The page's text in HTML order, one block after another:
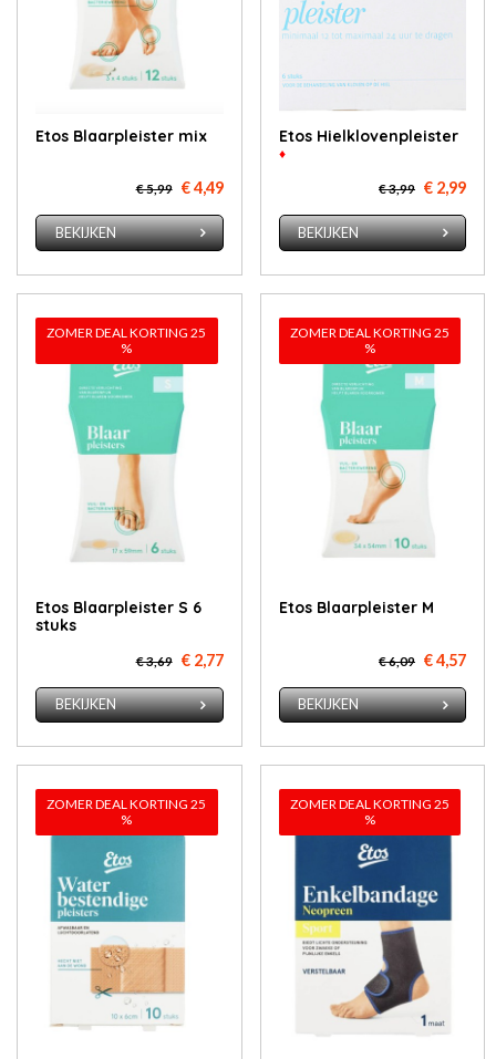
Etos Blaar­pleis­ter mix
€ 5,99 € 4,49
BEKIJKEN
Etos Hiel­klo­ven­pleis­ter
♦
€ 3,99 € 2,99
BEKIJKEN
ZOMER DEAL KORTING 25
%
Etos Blaar­pleis­ter S 6
stuks
€ 3,69 € 2,77
BEKIJKEN
ZOMER DEAL KORTING 25
%
Etos Blaar­pleis­ter M
€ 6,09 € 4,57
BEKIJKEN
ZOMER DEAL KORTING 25
%
ZOMER DEAL KORTING 25
%